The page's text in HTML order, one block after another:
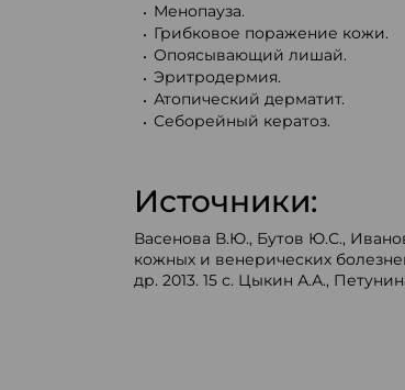
Менопауза.
Грибковое поражение кожи.
Опоясывающий лишай.
Эритродермия.
Атопический дерматит.
Себорейный кератоз.
Источники:
Васенова В.Ю., Бутов Ю.С.,
кожных и венерических
др. 2013. 15 с. Цыкин А.А.,